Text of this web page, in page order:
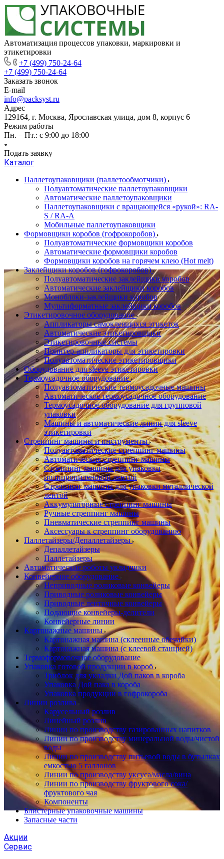
Автоматизация процессов упаковки, маркировки и
этикетировки
+7 (499) 750-24-64
+7 (499) 750-24-64
Заказать звонок
E-mail
info@packsyst.ru
Адрес
129164, г. Москва, Ярославская улица, дом 8, корпус 6
Режим работы
Пн. – Пт.: с 9:00 до 18:00
Подать заявку
Каталог
Паллетоупаковщики (паллетообмотчики)
Полуавтоматические паллетоупаковщики
Автоматические паллетоупаковщики
Паллетоупаковщики с вращающейся «рукой»: RA-
S / RA-A
Мобильные паллетоупаковщики
Формовщики коробов (гофрокоробов)
Полуавтоматические формовщики коробов
Автоматические формовщики коробов
Формовщики коробов на горячем клею (Hot melt)
Заклейщики коробов (гофрокоробов)
Полуавтоматические заклейщики коробов
Автоматические заклейщики коробов
Моноблоки-заклейщики коробов
Мультиформатные заклейщики коробов
Этикетировочное оборудование
Аппликаторы самоклеящихся этикеток
Автоматические этикетировщики
Этикетировочные системы
Принтер-аппликаторы для этикетировки
Полуавтоматические этикетировщики
Оборудование для sleeve этикетировки
Термоусадочное оборудование
Полуавтоматические термоусадочные машины
Автоматическое термоусадочное оборудование
Термоусадочное оборудование для групповой
упаковки
Машины и автоматические линии для sleeve
этикетировки
Стреппинг машины и инструменты
Полуавтоматические стреппинг машины
Автоматические стреппинг машины
Стреппинг машины для упаковки
полипропиленовой лентой
Стреппинг машины для упаковки металлической
лентой
Аккумуляторные стреппинг машины
Ручные стреппинг машины
Пневматические стреппинг машины
Аксессуары к стреппинг оборудованию
Паллетайзеры/Депаллетайзеры
Депаллетайзеры
Паллетайзеры
Автоматические роботы укладчики
Конвейерное оборудование
Неприводные роликовые конвейеры
Приводные роликовые конвейеры
Приводные ленточные конвейеры
Подающие конвейеры-делители
Конвейерные линии
Картонажные машины
Картонажная машина (склеенные обечайки)
Картонажная машина (с клеевой станцией)
Термоформовочное оборудование
Упаковка готовой продукции в короб
Триблок для укладки Дой паков в короба
Упаковка Дой пака в короба
Упаковка продукции в гофрокороба
Линии розлива
Карусельный розлив
Линейный розлив
Линии по производству газированных напитков
Линии по производству минеральной воды/чистой
воды
Линии по производству питьевой воды в бутылках
емкостью 5 галлонов
Линии по производству уксуса/масла/вина
Линии по производству фруктового сока/
фруктового чая
Компоненты
Блистерные упаковочные машины
Запасные части
Акции
Сервис